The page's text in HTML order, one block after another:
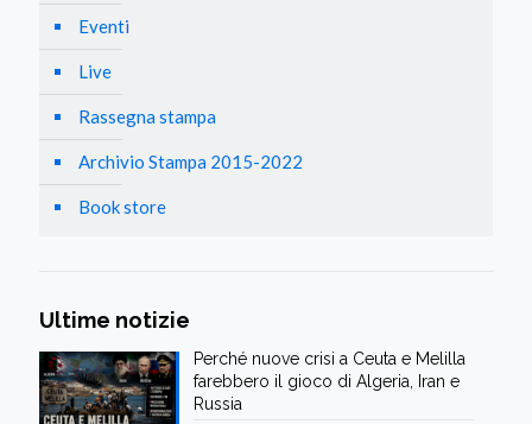
Eventi
Live
Rassegna stampa
Archivio Stampa 2015-2022
Book store
Ultime notizie
Perché nuove crisi a Ceuta e Melilla
farebbero il gioco di Algeria, Iran e
Russia